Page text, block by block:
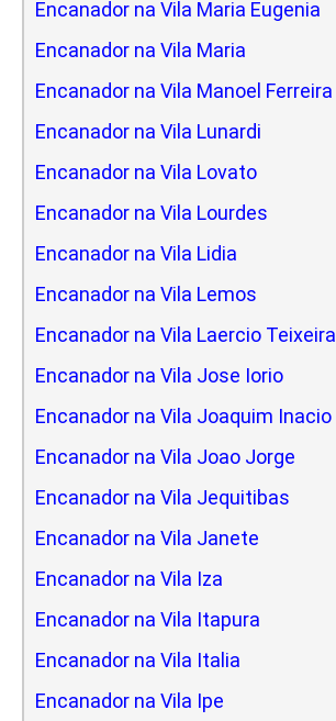
Encanador na Vila Maria Eugenia
Encanador na Vila Maria
Encanador na Vila Manoel Ferreira
Encanador na Vila Lunardi
Encanador na Vila Lovato
Encanador na Vila Lourdes
Encanador na Vila Lidia
Encanador na Vila Lemos
Encanador na Vila Laercio Teixeira
Encanador na Vila Jose Iorio
Encanador na Vila Joaquim Inacio
Encanador na Vila Joao Jorge
Encanador na Vila Jequitibas
Encanador na Vila Janete
Encanador na Vila Iza
Encanador na Vila Itapura
Encanador na Vila Italia
Encanador na Vila Ipe